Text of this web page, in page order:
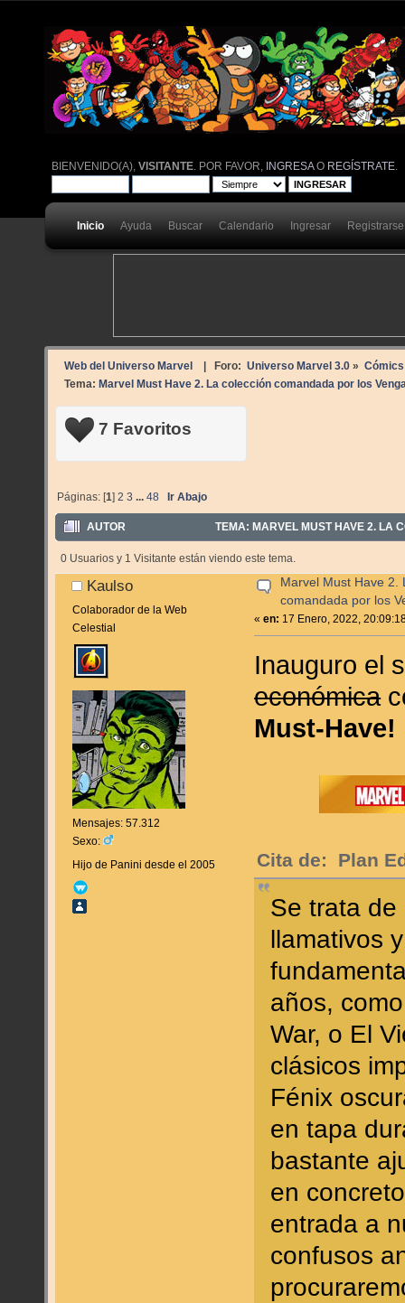
BIENVENIDO(A),VISITANTE . POR FAVOR, INGRESAO REGÍSTRATE
Inicio Ayuda Buscar Calendario Ingresar Registrarse
Web del Universo Marvel | Foro: Universo Marvel 3.0» Cómics
Tema: Marvel Must Have 2. La colección comandada por los
7 Favoritos
Páginas: [1]2 3 ...48 Ir Abajo
AUTOR TEMA: MARVEL MUST HAVE 2. LA
VECES)
0 Usuarios y 1 Visitante están viendo este tema.
Kaulso
Colaborador de la Web
Celestial
Mensajes: 57.312
Sexo:
Hijo de Panini desde el 2005
Marvel Must Have 2.
comandada por los
«en: 17 Enero, 2022,
Inauguro el
económica
Must-Have!
Cita de: Plan
Se trata
llamativos
años,
War, o El
clásicos
Fénix
en tapa
bastante
en
entrada a
confusos